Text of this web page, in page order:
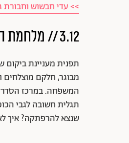
>> עדי חבשוש וחבורת
3.12 // מלחמת הכוכבים: צוות שלד // Star Wars: Skeleton Crew
תפנית מעניינת
המשפחה. במרכז
תגלית חשובה לגבי
שנצא להרפתקה? איך